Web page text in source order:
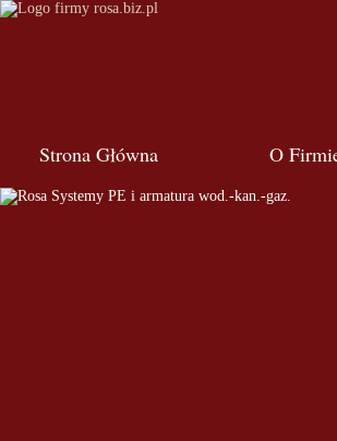
Strona Główna O